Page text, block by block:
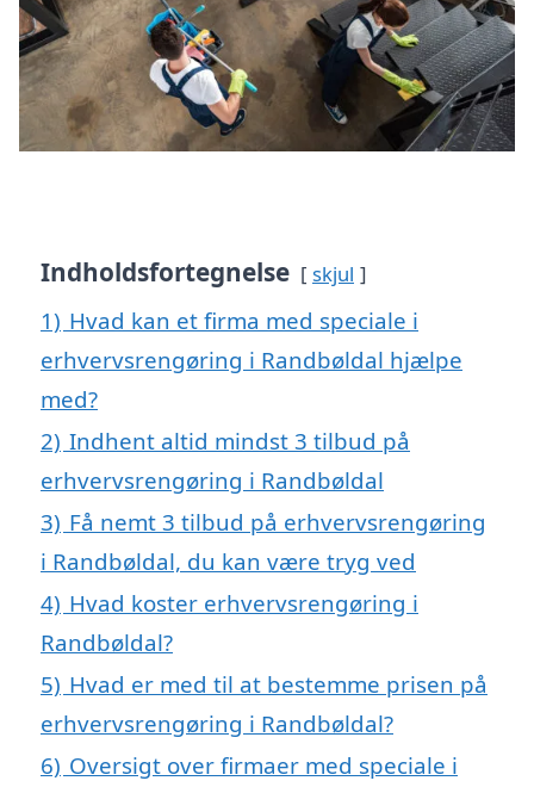
Indholdsfortegnelse skjul
1) Hvad kan et firma med speciale i
erhvervsrengøring i Randbøldal hjælpe
med?
2) Indhent altid mindst 3 tilbud på
erhvervsrengøring i Randbøldal
3) Få nemt 3 tilbud på erhvervsrengøring
i Randbøldal, du kan være tryg ved
4) Hvad koster erhvervsrengøring i
Randbøldal?
5) Hvad er med til at bestemme prisen på
erhvervsrengøring i Randbøldal?
6) Oversigt over firmaer med speciale i